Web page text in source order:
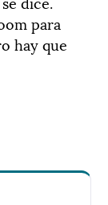
para
hay que